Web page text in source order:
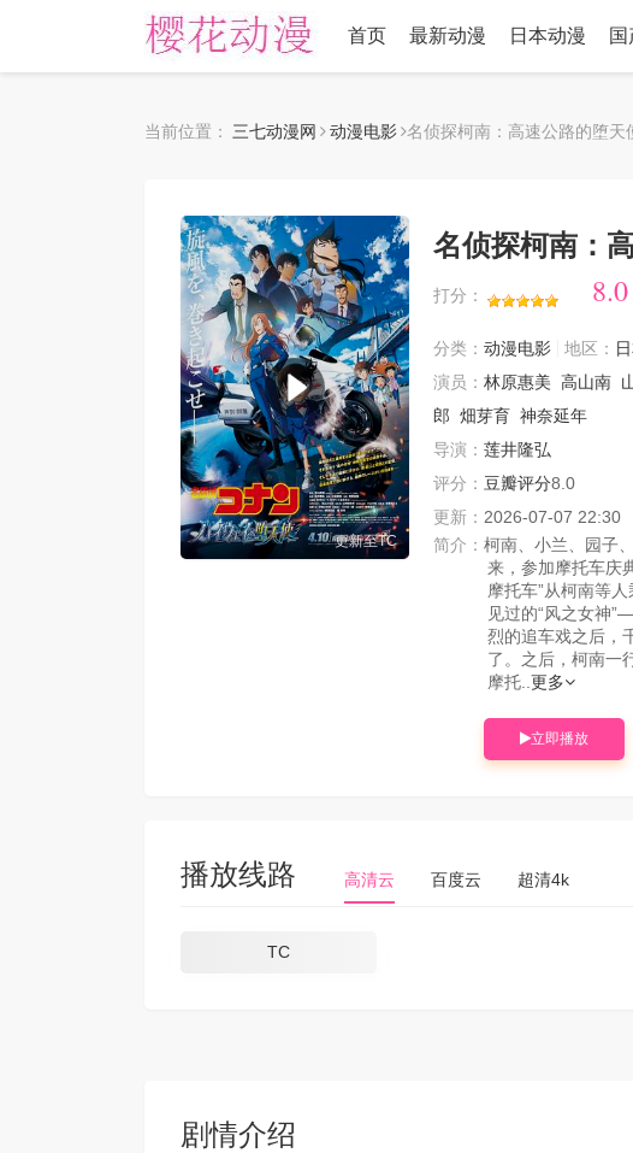
首页 最新动漫 日本动漫
当前位置： 三七动漫网 动漫电影 名侦探柯南：高速公路的堕天
更新至TC
名侦探柯南：
打分： 8.0
分类： 动漫电影 地区：
演员： 林原惠美 高山南
郎 畑芽育 神奈延年
导演： 莲井隆弘
评分： 豆瓣评分8.0
更新： 2026-07-07 22:30
简介： 柯南、小兰、园子
来，参加摩托车庆
摩托车”从柯南等
见过的“风之女神
烈的追车戏之后，
了。之后，柯南一
摩托.. 更多
立即播放
播放线路 高清云 百度云 超清4k
TC
剧情介绍